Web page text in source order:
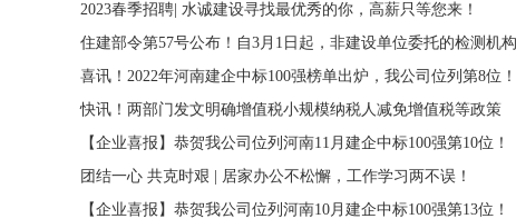
2023春季招聘| 水诚建设寻找最优秀的你，高薪只等您来！
住建部令第57号公布！自3月1日起，非建设单位委托的检测机
喜讯！2022年河南建企中标100强榜单出炉，我公司位列第8位！
快讯！两部门发文明确增值税小规模纳税人减免增值税等政策
【企业喜报】恭贺我公司位列河南11月建企中标100强第10位！
团结一心 共克时艰 | 居家办公不松懈，工作学习两不误！
【企业喜报】恭贺我公司位列河南10月建企中标100强第13位！